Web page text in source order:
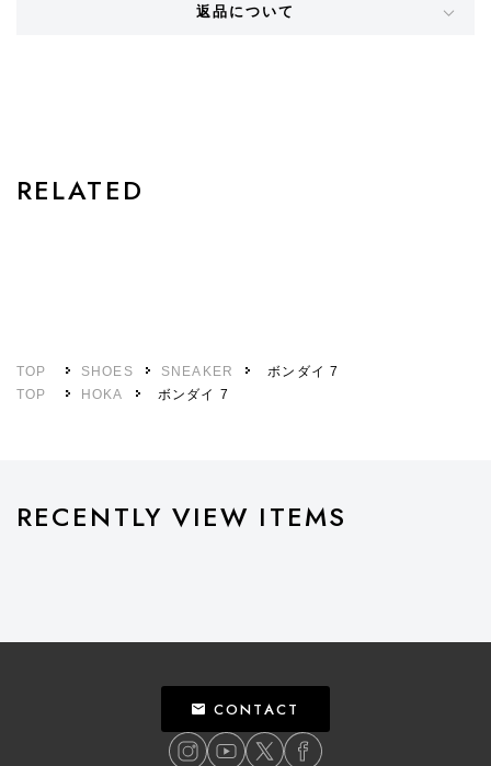
返品について
RELATED
TOP SHOES SNEAKER
ボンダイ 7
TOP
HOKA ボンダイ 7
RECENTLY VIEW ITEMS
CONTACT